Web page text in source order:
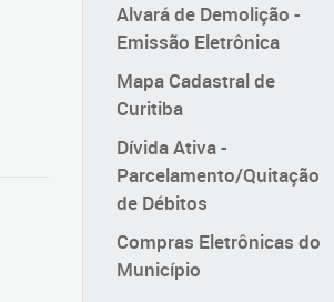
Alvará de Demolição -
Emissão Eletrônica
Mapa Cadastral de
Curitiba
Dívida Ativa -
Parcelamento/Quitação
de Débitos
Compras Eletrônicas do
Município